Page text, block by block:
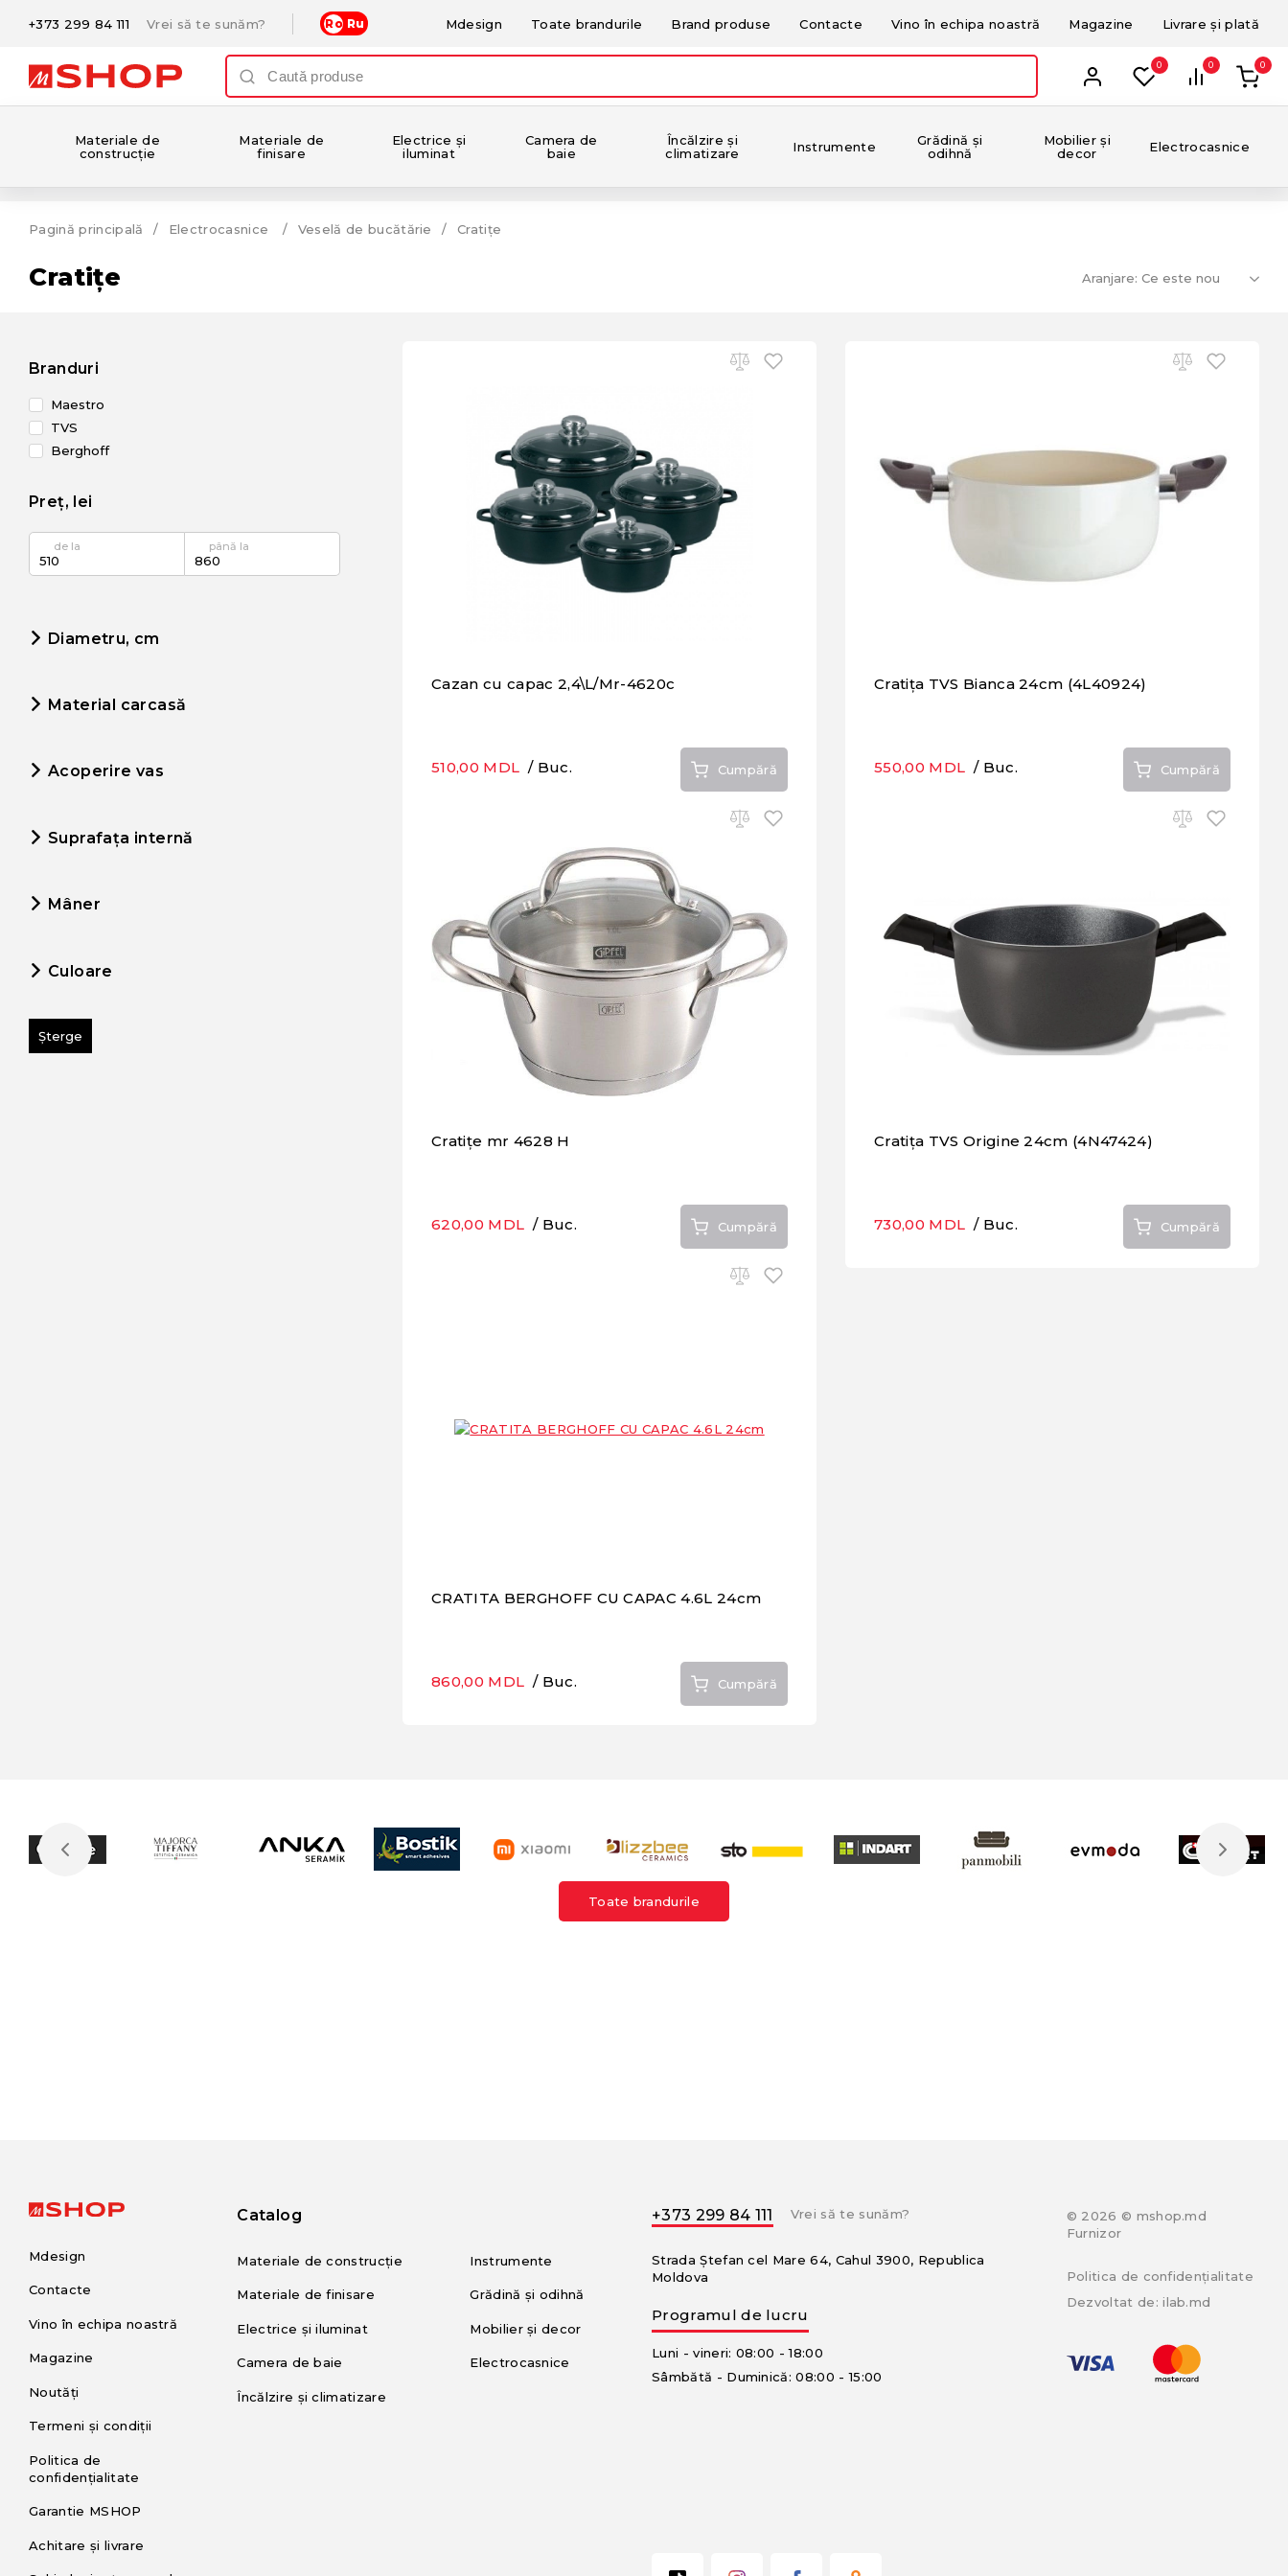
+373 299 84 111 Vrei să te sunăm? Ro Ru Mdesign Toate brandurile Brand produse Contacte Vino în echipa noastră Magazine Livrare și plată
0 0 0
Materiale de
construcție
Materiale de
finisare
Electrice și
iluminat
Camera de
baie
Încălzire și
climatizare
Instrumente
Grădină și
odihnă
Mobilier și
decor
Electrocasnice
Pagină principală Electrocasnice Veselă de bucătărie Cratițe
Cratițe
Branduri
Maestro
TVS
Berghoff
Preț, lei
de la până la
Diametru, cm
Material carcasă
Acoperire vas
Suprafața internă
Mâner
Culoare
Șterge
Aranjare:
Cazan cu capac 2,4\L/Mr-4620c
510,00 MDL / Buc. Cumpără
Cratița TVS Bianca 24cm (4L40924)
550,00 MDL / Buc. Cumpără
Cratițe mr 4628 H
620,00 MDL / Buc. Cumpără
Cratița TVS Origine 24cm (4N47424)
730,00 MDL / Buc. Cumpără
CRATITA BERGHOFF CU CAPAC 4.6L 24cm
860,00 MDL / Buc. Cumpără
Toate brandurile
Mdesign
Contacte
Vino în echipa noastră
Magazine
Noutăți
Termeni și condiții
Politica de
confidențialitate
Garantie MSHOP
Achitare și livrare
Catalog
Materiale de construcție
Materiale de finisare
Electrice și iluminat
Camera de baie
Încălzire și climatizare
Instrumente
Grădină și odihnă
Mobilier și decor
Electrocasnice
+373 299 84 111 Vrei să te sunăm?
Strada Ștefan cel Mare 64, Cahul 3900, Republica
Moldova
Programul de lucru
Luni - vineri: 08:00 - 18:00
Sâmbătă - Duminică: 08:00 - 15:00
© 2026 © mshop.md
Furnizor
Politica de confidențialitate
Dezvoltat de:ilab.md